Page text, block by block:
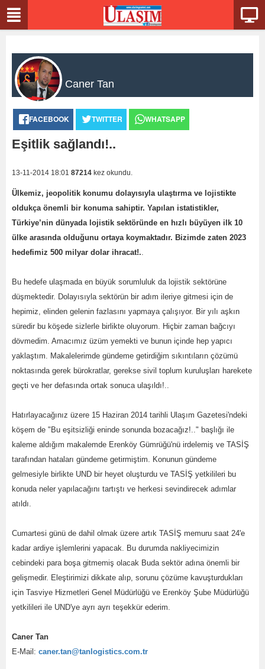
Caner Tan
FACEBOOK TWITTER WHATSAPP
Eşitlik sağlandı!..
13-11-2014 18:01 87214 kez okundu.
Ülkemiz, jeopolitik konumu dolayısıyla ulaştırma ve lojistikte
oldukça önemli bir konuma sahiptir. Yapılan istatistikler,
Türkiye’nin dünyada lojistik sektöründe en hızlı büyüyen ilk 10
ülke arasında olduğunu ortaya koymaktadır. Bizimde zaten 2023
hedefimiz 500 milyar dolar ihracat!..
Bu hedefe ulaşmada en büyük sorumluluk da lojistik sektörüne
düşmektedir. Dolayısıyla sektörün bir adım ileriye gitmesi için de
hepimiz, elinden gelenin fazlasını yapmaya çalışıyor. Bir yılı aşkın
süredir bu köşede sizlerle birlikte oluyorum. Hiçbir zaman bağcıyı
dövmedim. Amacımız üzüm yemekti ve bunun içinde hep yapıcı
yaklaştım. Makalelerimde gündeme getirdiğim sıkıntıların çözümü
noktasında gerek bürokratlar, gerekse sivil toplum kuruluşları harekete
geçti ve her defasında ortak sonuca ulaşıldı!..
Hatırlayacağınız üzere 15 Haziran 2014 tarihli Ulaşım Gazetesi'ndeki
köşem de "Bu eşitsizliği eninde sonunda bozacağız!.." başlığı ile
kaleme aldığım makalemde Erenköy Gümrüğü'nü irdelemiş ve TASİŞ
tarafından hataları gündeme getirmiştim. Konunun gündeme
gelmesiyle birlikte UND bir heyet oluşturdu ve TASİŞ yetkilileri bu
konuda neler yapılacağını tartıştı ve herkesi sevindirecek adımlar
atıldı.
Cumartesi günü de dahil olmak üzere artık TASİŞ memuru saat 24'e
kadar ardiye işlemlerini yapacak. Bu durumda nakliyecimizin
cebindeki para boşa gitmemiş olacak Buda sektör adına önemli bir
gelişmedir. Eleştirimizi dikkate alıp, sorunu çözüme kavuşturdukları
için Tasviye Hizmetleri Genel Müdürlüğü ve Erenköy Şube Müdürlüğü
yetkilileri ile UND'ye ayrı ayrı teşekkür ederim.
Caner Tan
E-Mail: caner.tan@tanlogistics.com.tr